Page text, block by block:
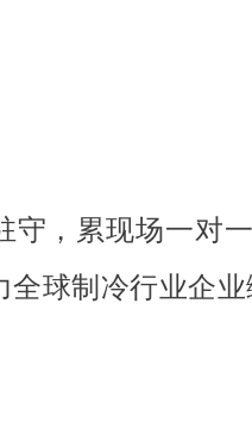
守，累现场一对
全球制冷行业企